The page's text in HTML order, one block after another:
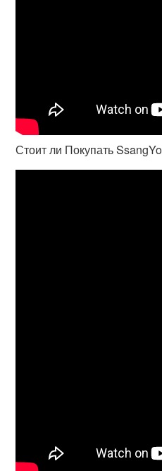
Стоит ли Покупать